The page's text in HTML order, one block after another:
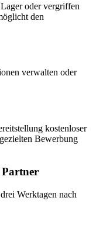
oder vergriffen
den
verwalten oder
kostenloser
Bewerbung
Werktagen nach